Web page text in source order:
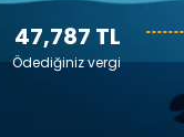
47,787 TL
Ödediğiniz vergi